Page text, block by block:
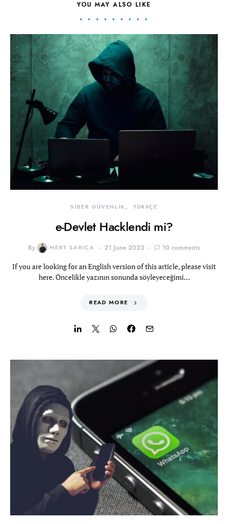
YOU MAY ALSO LIKE
SİBER GÜVENLİK TÜRKÇE
e-Devlet Hacklendi mi?
By MERT SARICA 21 June 2023 10 comments
If you are looking for an English version of this article, please visit
here. Öncelikle yazının sonunda söyleyeceğimi…
READ MORE